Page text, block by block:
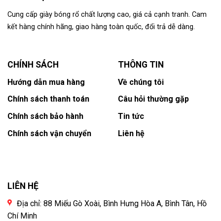
Cung cấp giày bóng rổ chất lượng cao, giá cả cạnh tranh. Cam
kết hàng chính hãng, giao hàng toàn quốc, đổi trả dễ dàng.
CHÍNH SÁCH
Hướng dẫn mua hàng
Chính sách thanh toán
Chính sách bảo hành
Chính sách vận chuyển
THÔNG TIN
Về chúng tôi
Câu hỏi thường gặp
Tin tức
Liên hệ
LIÊN HỆ
Địa chỉ: 88 Miếu Gò Xoài, Bình Hưng Hòa A, Bình Tân, Hồ
Chí Minh